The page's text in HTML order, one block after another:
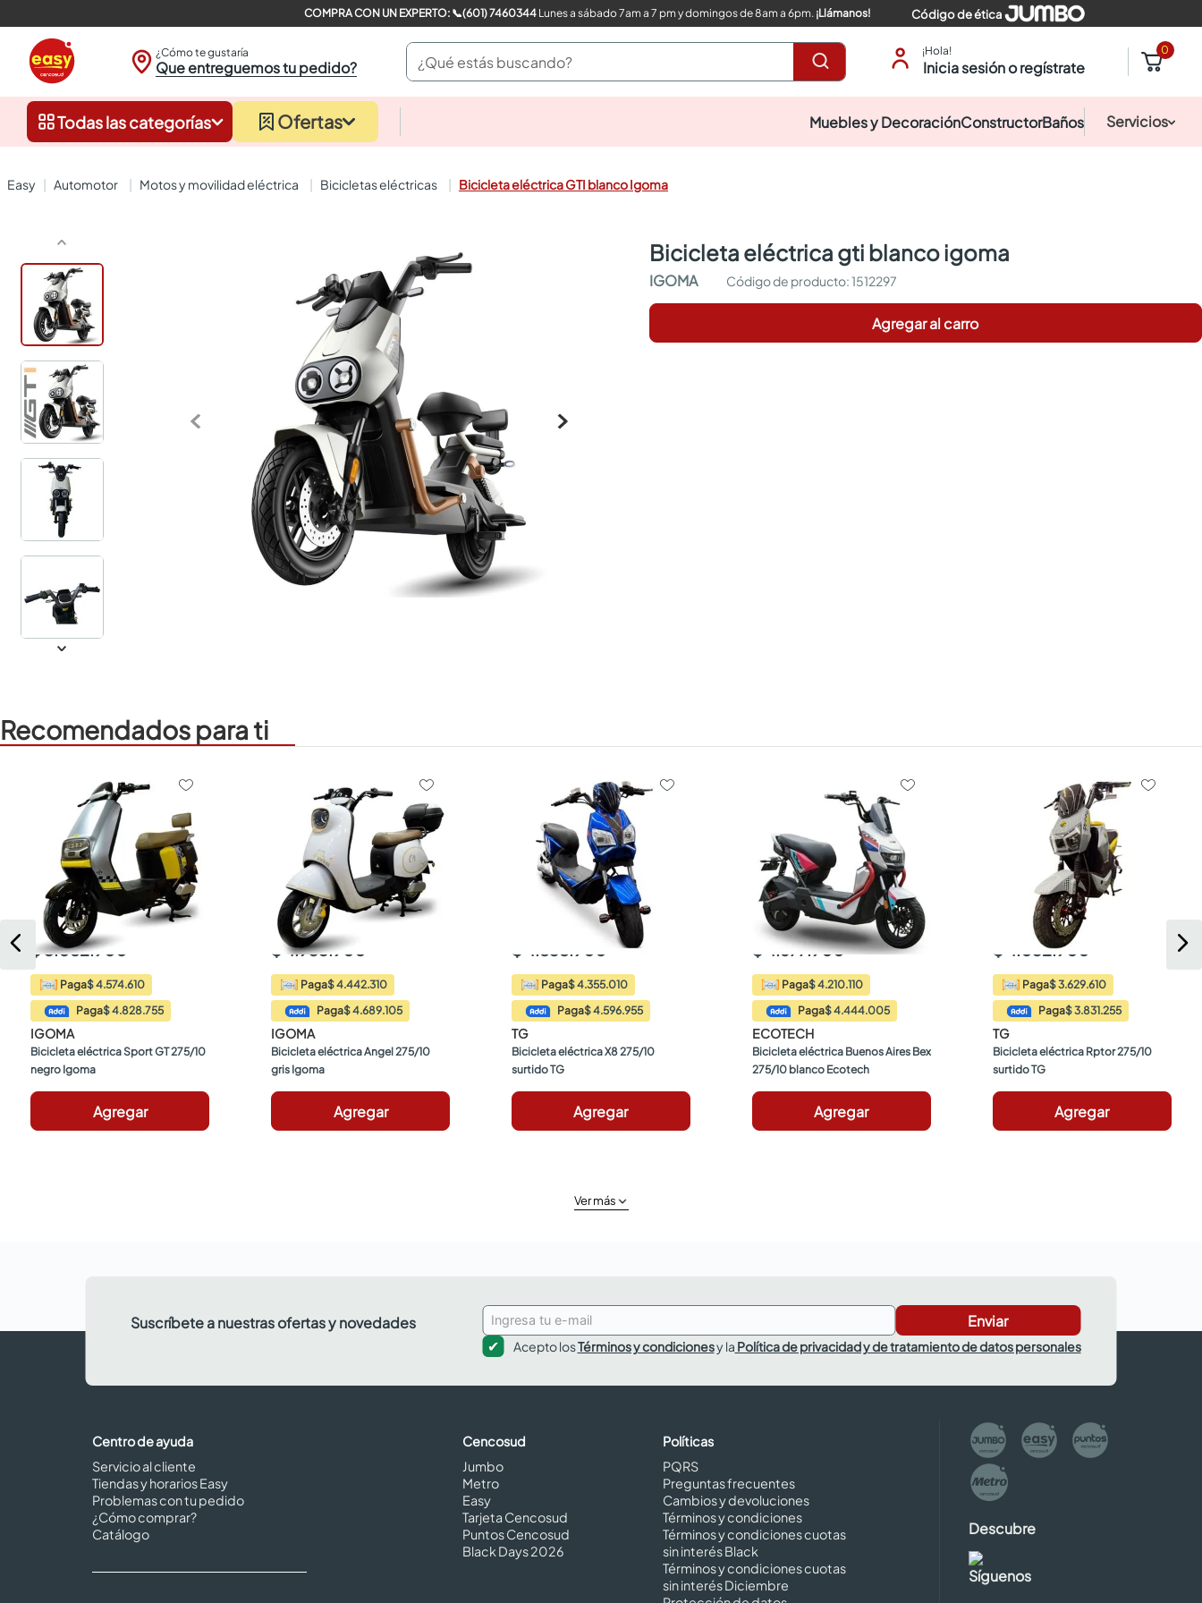
COMPRA CON UN EXPERTO: 📞(601) 7460344Lunes a sábado 7am a 7 pm y domingos de 8am a 6pm. ¡Llámanos! Código de ética
¿Cómo te gustaría
Que entreguemos tu pedido?
¿Qué estás buscando? ¡Hola!
Inicia sesión o regístrate
0
Todas las categorías Ofertas Muebles y DecoraciónConstructorBaños Servicios
automotor motos y movilidad eléctrica bicicletas eléctricas Bicicleta eléctrica GTI blanco Igoma
bicicleta eléctrica gti blanco igoma
IGOMA :1512297
Agregar al carro
Recomendados para ti
$ 5.082.900
Paga$ 4.574.610
Paga$ 4.828.755
IGOMA
Bicicleta eléctrica Sport GT 275/10
negro Igoma
Agregar
$ 4.935.900
Paga$ 4.442.310
Paga$ 4.689.105
IGOMA
Bicicleta eléctrica Angel 275/10
gris Igoma
Agregar
$ 4.838.900
Paga$ 4.355.010
Paga$ 4.596.955
TG
Bicicleta eléctrica X8 275/10
surtido TG
Agregar
$ 4.677.900
Paga$ 4.210.110
Paga$ 4.444.005
ECOTECH
Bicicleta eléctrica Buenos Aires Bex
275/10 blanco Ecotech
Agregar
$ 4.032.900
Paga$ 3.629.610
Paga$ 3.831.255
TG
Bicicleta eléctrica Rptor 275/10
surtido TG
Agregar
Ver más
Suscríbete a nuestras ofertas y novedades Enviar
Acepto losTérminos y condicionesy la Política de privacidad y de tratamiento de datos personales
Centro de ayuda
Servicio al cliente
Tiendas y horarios Easy
Problemas con tu pedido
¿Cómo comprar?
Catálogo
Cencosud
Jumbo
Metro
Easy
Tarjeta Cencosud
Puntos Cencosud
Black Days 2026
Políticas
PQRS
Preguntas frecuentes
Cambios y devoluciones
Términos y condiciones
Términos y condiciones cuotas
sin interés Black
Términos y condiciones cuotas
sin interés Diciembre
Descubre
Síguenos
closet
sanitarios
pisos
armarios closet